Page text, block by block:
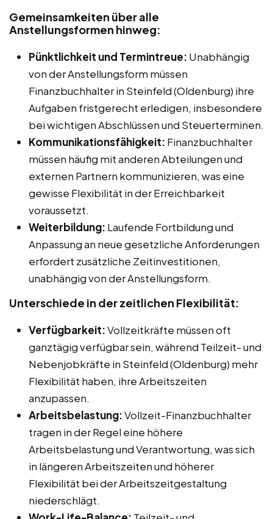
Gemeinsamkeiten über alle
Anstellungsformen hinweg:
Pünktlichkeit und Termintreue: Unabhängig
von der Anstellungsform müssen
Finanzbuchhalter in Steinfeld (Oldenburg) ihre
Aufgaben fristgerecht erledigen, insbesondere
bei wichtigen Abschlüssen und Steuerterminen.
Kommunikationsfähigkeit: Finanzbuchhalter
müssen häufig mit anderen Abteilungen und
externen Partnern kommunizieren, was eine
gewisse Flexibilität in der Erreichbarkeit
voraussetzt.
Weiterbildung: Laufende Fortbildung und
Anpassung an neue gesetzliche Anforderungen
erfordert zusätzliche Zeitinvestitionen,
unabhängig von der Anstellungsform.
Unterschiede in der zeitlichen Flexibilität:
Verfügbarkeit:Vollzeitkräfte müssen oft
ganztägig verfügbar sein, während Teilzeit- und
Nebenjobkräfte in Steinfeld (Oldenburg) mehr
Flexibilität haben, ihre Arbeitszeiten
anzupassen.
Arbeitsbelastung:Vollzeit-Finanzbuchhalter
tragen in der Regel eine höhere
Arbeitsbelastung und Verantwortung, was sich
in längeren Arbeitszeiten und höherer
Flexibilität bei der Arbeitszeitgestaltung
niederschlägt.